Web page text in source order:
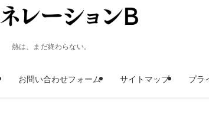
熱は、まだ終わらない。
お問い合わせフォーム サイトマップ プラ